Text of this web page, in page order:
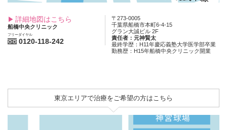
詳細地図はこちら
船橋中央クリニック
フリーダイヤル
0120-118-242
〒273-0005
千葉県船橋市本町6-4-15
グラン大誠ビル 2F
責任者：元神賢太
最終学歴：H11年慶応義塾大学医学部卒業
勤務歴：H15年船橋中央クリニック開業
東京エリアで治療をご希望の方はこちら